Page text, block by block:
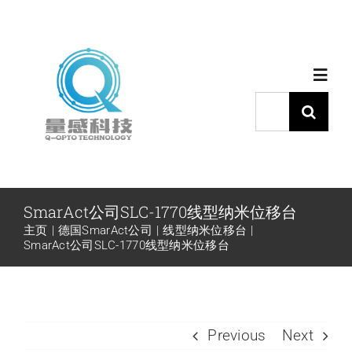
产品中心
代理品牌
索：
SmarAct公司SLC-1770线型纳米位移台
主页 德国SmarAct公司
线型纳米位移台
SmarAct公司SLC-1770线型纳米位移台
Previous Next